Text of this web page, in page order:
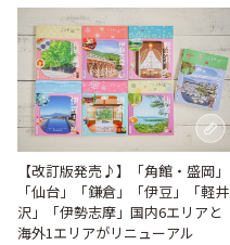
【改訂版発売♪】「角館・盛岡」
「仙台」「鎌倉」「伊豆」「軽井
沢」「伊勢志摩」国内6エリアと
海外1エリアがリニューアル